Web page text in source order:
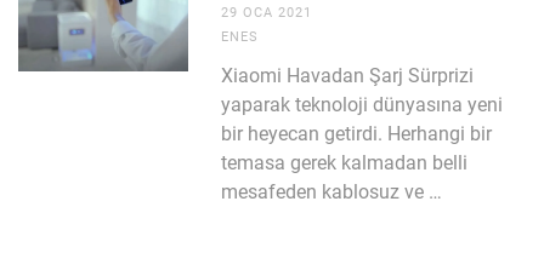
29 OCA 2021
ENES
Xiaomi Havadan Şarj Sürprizi
yaparak teknoloji dünyasına yeni
bir heyecan getirdi. Herhangi bir
temasa gerek kalmadan belli
mesafeden kablosuz ve …